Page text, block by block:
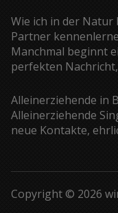
Wie ich in der Natur
Partner
Manchmal beginnt
perfekten
Alleinerziehende in
Alleinerziehende
neue Kontakte,
Copyright © 2026